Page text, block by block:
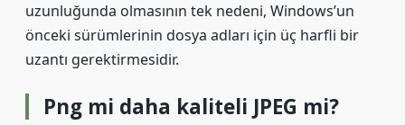
uzunluğunda olmasının tek nedeni, Windows’un
önceki sürümlerinin dosya adları için üç harfli bir
uzantı gerektirmesidir.
Png mi daha kaliteli JPEG mi?